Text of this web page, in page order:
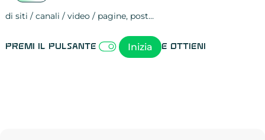
di siti / canali / video / pagine, post…
Premi il pulsante Inizia e ottieni